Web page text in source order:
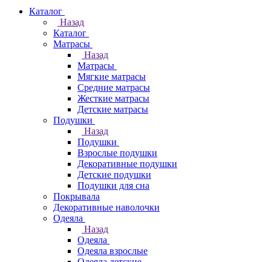
Каталог
Назад
Каталог
Матрасы
Назад
Матрасы
Мягкие матрасы
Средние матрасы
Жесткие матрасы
Детские матрасы
Подушки
Назад
Подушки
Взрослые подушки
Декоративные подушки
Детские подушки
Подушки для сна
Покрывала
Декоративные наволочки
Одеяла
Назад
Одеяла
Одеяла взрослые